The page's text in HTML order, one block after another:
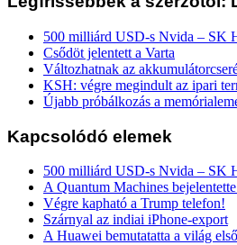
500 milliárd USD-s Nvida – SK
Csődöt jelentett a Varta
Változhatnak az
KSH: végre megindult az ipari
Újabb próbálkozás a
Kapcsolódó elemek
500 milliárd USD-s Nvida – SK
A Quantum Machines
Végre kapható a Trump telefon!
Szárnyal az indiai iPhone-export
A Huawei bemutatatta a világ